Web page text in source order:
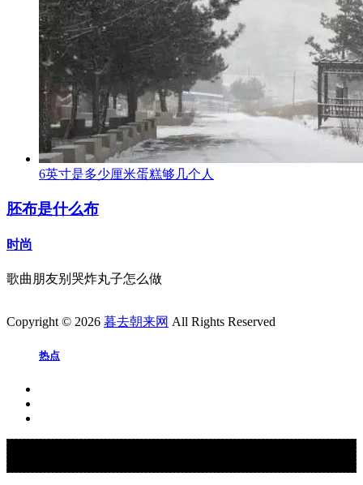
6英寸是多少厘米蛋糕够几个人
胚布是什么布
时尚
歌曲朋友别哭炸丸子怎么做
Copyright © 2026 暮去朝来网 All Rights Reserved
热点